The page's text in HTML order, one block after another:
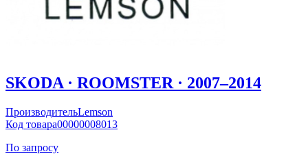
SKODA · ROOMSTER · 2007–2014
ПроизводительLemson
Код товара00000008013
По запросу